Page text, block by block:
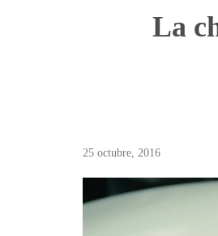
La
25 octubre, 2016